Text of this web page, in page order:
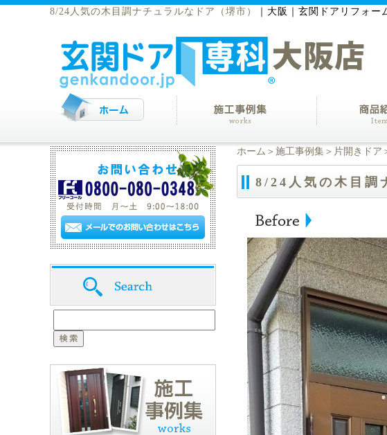
8/24人気の木目調ナチュラルなドア（堺市） 大阪｜玄関ドアリフォー
ホーム ＞ 施工事例集 ＞ 片開きドア
8/24人気の木目調